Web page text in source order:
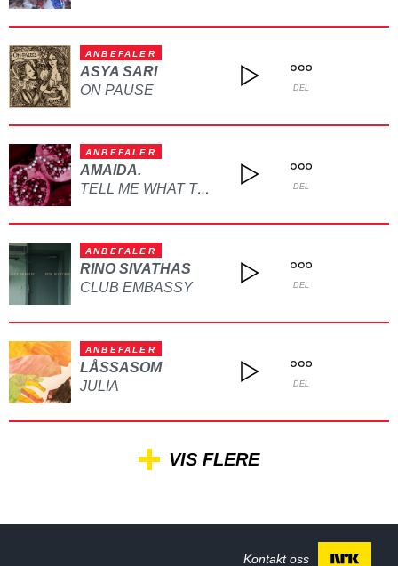
ANBEFALER
ASYA SARI
ON PAUSE
DEL
ANBEFALER
AMAIDA.
TELL ME WHAT TO DO DEL
ANBEFALER
RINO SIVATHAS
CLUB EMBASSY
DEL
ANBEFALER
LÅSSASOM
JULIA
DEL
VIS FLERE
Kontakt oss